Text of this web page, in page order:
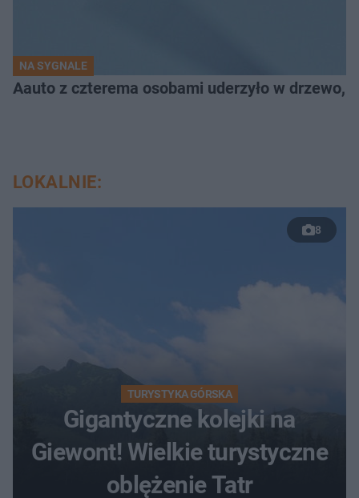
NA SYGNALE
Aauto z czterema osobami uderzyło w drzewo,
LOKALNIE:
8
TURYSTYKA GÓRSKA
Gigantyczne kolejki na
Giewont! Wielkie turystyczne
oblężenie Tatr